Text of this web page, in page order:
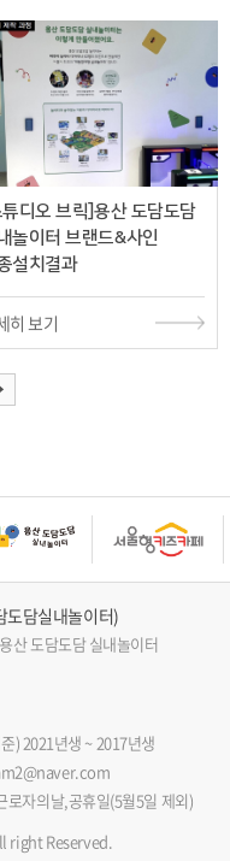
튜디오 브릭]용산 도담도담
놀이터 브랜드&사인
설치결과
히 보기
도담실내놀이터)
산 도담도담 실내놀이터
) 2021년생 ~ 2017년생
자의날,공휴일(5월5일 제외)
right Reserved.